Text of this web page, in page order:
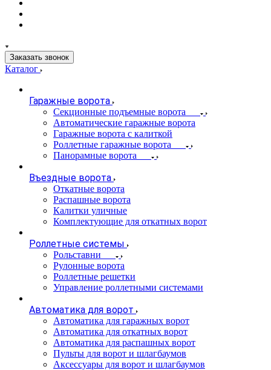
Заказать звонок
Каталог
Гаражные ворота
Секционные подъемные ворота
Автоматические гаражные ворота
Гаражные ворота с калиткой
Роллетные гаражные ворота
Панорамные ворота
Въездные ворота
Откатные ворота
Распашные ворота
Калитки уличные
Комплектующие для откатных ворот
Роллетные системы
Рольставни
Рулонные ворота
Роллетные решетки
Управление роллетными системами
Автоматика для ворот
Автоматика для гаражных ворот
Автоматика для откатных ворот
Автоматика для распашных ворот
Пульты для ворот и шлагбаумов
Аксессуары для ворот и шлагбаумов